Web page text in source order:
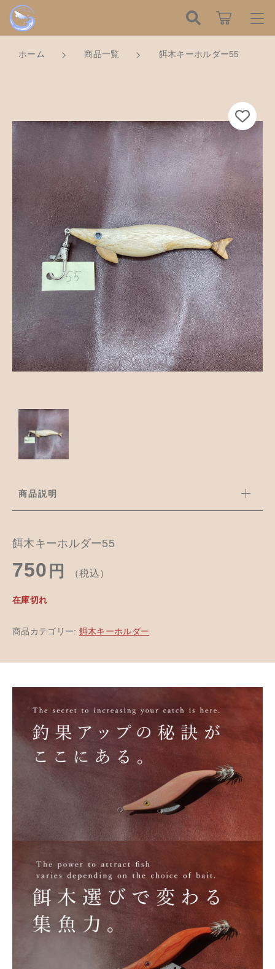
ホーム 商品一覧 餌木キーホルダー55
商品説明
餌木キーホルダー55
750 円 （税込）
在庫切れ
商品カテゴリー: 餌木キーホルダー
カートに商品を追加しました
750円（税込）
ショッピングを続ける
カートを確認する
ログイン / 会員登録
お気に入り
新着商品から探す
Tomorrow is a new dayについて
ショッピングガイド
お知らせ
ブログ
お問い合わせ
ハンドメイドの餌木（エギ）
餌木キーホルダー
木工アクセサリー
木工小物
革製品
アクセサリー
木工ペット用品
樹脂粘土
こだわり検索
価格帯
～
その他
在庫あり セール
並び順